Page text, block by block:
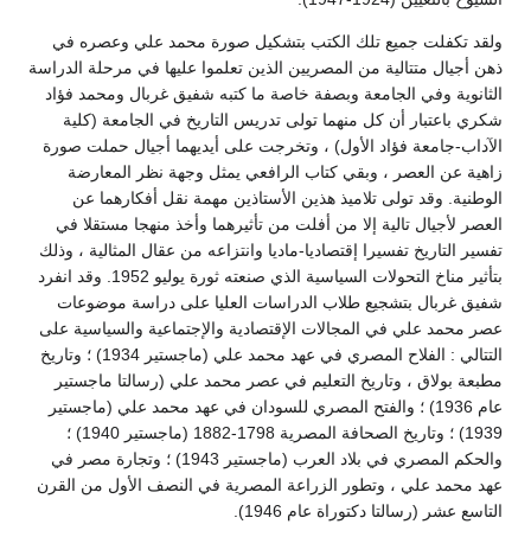
ولقد تكفلت جميع تلك الكتب بتشكيل صورة محمد علي وعصره في
ذهن أجيال متتالية من المصريين الذين تعلموا عليها في مرحلة الدراسة
الثانوية وفي الجامعة وبصفة خاصة ما كتبه شفيق غربال ومحمد فؤاد
شكري باعتبار أن كل منهما تولى تدريس التاريخ في الجامعة (كلية
الآداب-جامعة فؤاد الأول) ، وتخرجت على أيديهما أجيال حملت صورة
زاهية عن العصر ، وبقي كتاب الرافعي يمثل وجهة نظر المعارضة
الوطنية. وقد تولى تلاميذ هذين الأستاذين مهمة نقل أفكارهما عن
العصر لأجيال تالية إلا من أفلت من تأثيرهما وأخذ منهجا مستقلا في
تفسير التاريخ تفسيرا إقتصاديا-ماديا وانتزاعه من عقال المثالية ، وذلك
بتأثير مناخ التحولات السياسية الذي صنعته ثورة يوليو 1952. وقد انفرد
شفيق غربال بتشجيع طلاب الدراسات العليا على دراسة موضوعات
عصر محمد علي في المجالات الإقتصادية والإجتماعية والسياسية على
التتالي : الفلاح المصري في عهد محمد علي (ماجستير 1934) ؛ وتاريخ
مطبعة بولاق ، وتاريخ التعليم في عصر محمد علي (رسالتا ماجستير
عام 1936) ؛ والفتح المصري للسودان في عهد محمد علي (ماجستير
1939) ؛ وتاريخ الصحافة المصرية 1798-1882 (ماجستير 1940) ؛
والحكم المصري في بلاد العرب (ماجستير 1943) ؛ وتجارة مصر في
عهد محمد علي ، وتطور الزراعة المصرية في النصف الأول من القرن
التاسع عشر (رسالتا دكتوراة عام 1946).